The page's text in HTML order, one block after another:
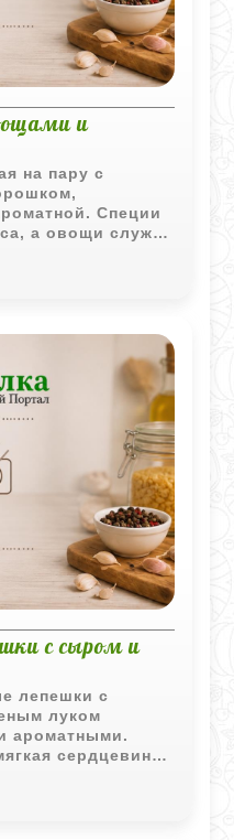
и
на пару с
Специи
а овощи служат
и гарниром.
с сыром и
лепешки с
луком
ароматными.
сердцевина
для